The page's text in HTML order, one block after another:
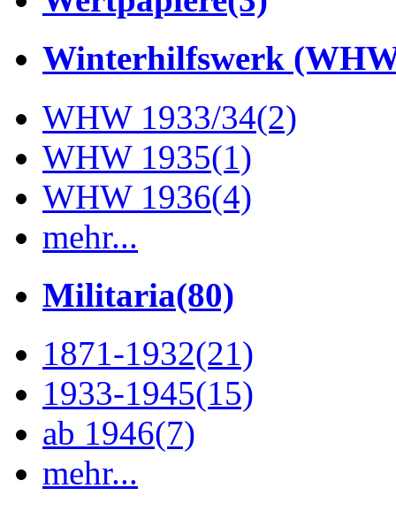
Winterhilfswerk
WHW 1933/34(2)
WHW 1935(1)
WHW 1936(4)
mehr...
Militaria(80)
1871-1932(21)
1933-1945(15)
ab 1946(7)
mehr...